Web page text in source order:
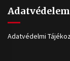
Adatvédelem
Adatvédelmi